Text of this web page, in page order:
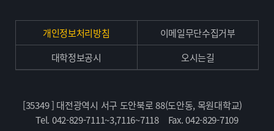
개인정보처리방침
이메일무단수집거부
대학정보공시
오시는길
[35349 ] 대전광역시 서구 도안북로 88(도안동, 목원대학교)
Tel. 042-829-7111~3,7116~7118
Fax. 042-829-7109